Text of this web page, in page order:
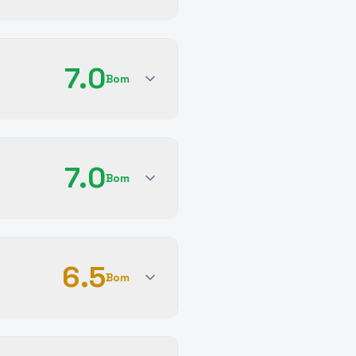
7.0Bom
7.0Bom
6.5Bom